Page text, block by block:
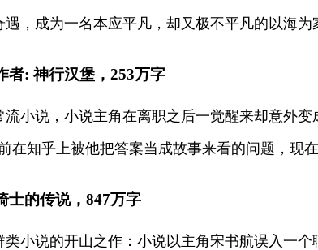
，成为一名本应平凡，却又极不平凡的以海为
者: 神行汉堡，253万字
流小说，小说主角在离职之后一觉醒来却意外
在知乎上被他把答案当成故事来看的问题，现
士的传说，847万字
小说的开山之作：小说以主角宋书航误入一